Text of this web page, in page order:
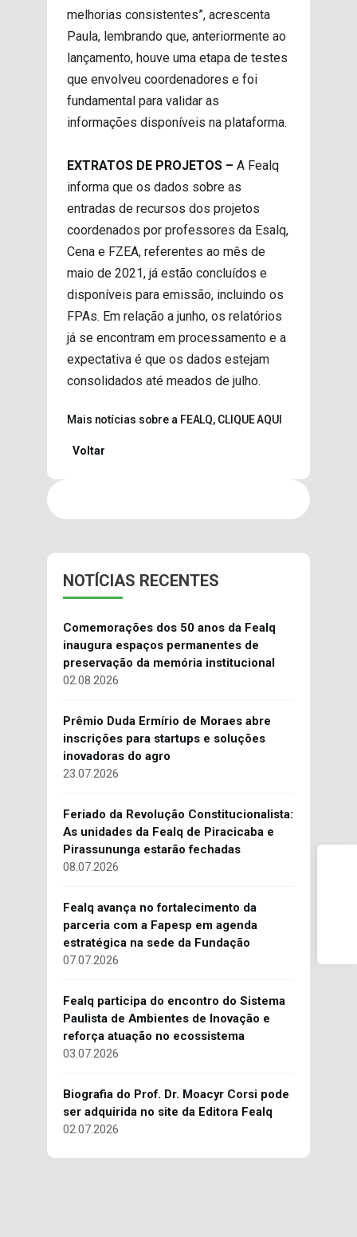
melhorias consistentes”, acrescenta
Paula, lembrando que, anteriormente ao
lançamento, houve uma etapa de testes
que envolveu coordenadores e foi
fundamental para validar as
informações disponíveis na plataforma.
EXTRATOS DE PROJETOS – A Fealq
informa que os dados sobre as
entradas de recursos dos projetos
coordenados por professores da Esalq,
Cena e FZEA, referentes ao mês de
maio de 2021, já estão concluídos e
disponíveis para emissão, incluindo os
FPAs. Em relação a junho, os relatórios
já se encontram em processamento e a
expectativa é que os dados estejam
consolidados até meados de julho.
Mais notícias sobre a FEALQ, CLIQUE AQUI
Voltar
NOTÍCIAS RECENTES
Comemorações dos 50 anos da Fealq
inaugura espaços permanentes de
preservação da memória institucional
02.08.2026
Prêmio Duda Ermírio de Moraes abre
inscrições para startups e soluções
inovadoras do agro
23.07.2026
Feriado da Revolução Constitucionalista:
As unidades da Fealq de Piracicaba e
Pirassununga estarão fechadas
08.07.2026
Fealq avança no fortalecimento da
parceria com a Fapesp em agenda
estratégica na sede da Fundação
07.07.2026
Fealq participa do encontro do Sistema
Paulista de Ambientes de Inovação e
reforça atuação no ecossistema
03.07.2026
Biografia do Prof. Dr. Moacyr Corsi pode
ser adquirida no site da Editora Fealq
02.07.2026